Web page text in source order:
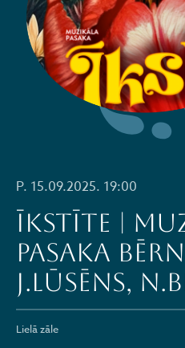
P. 15.09.2025. 19:00
ĪKSTĪTE |
pasaka
J.Lūsēns,
Lielā zāle